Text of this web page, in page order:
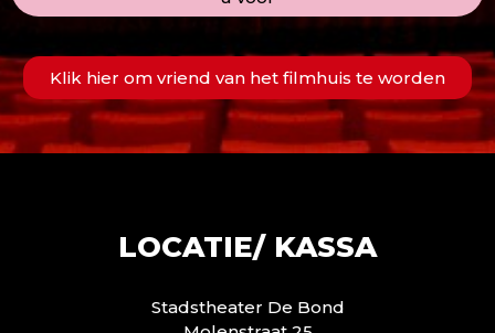
Klik hier om vriend van het filmhuis te worden
LOCATIE/ KASSA
Stadstheater De Bond